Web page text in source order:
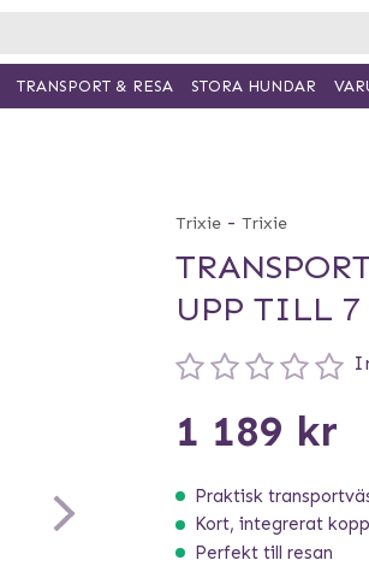
Trixie - Trixie
UPP TILL 7
1 189 kr
Praktisk
Kort, integrerat
Perfekt till resan
TRANSPORT & RESA STORA HUNDAR